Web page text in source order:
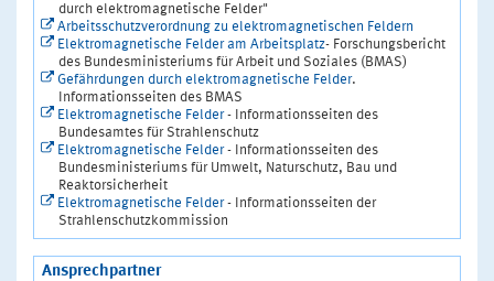
durch elektromagnetische Felder"
Arbeitsschutzverordnung zu elektromagnetischen Feldern
Elektromagnetische Felder am Arbeitsplatz- Forschungsbericht
des Bundesministeriums für Arbeit und Soziales (BMAS)
Gefährdungen durch elektromagnetische Felder.
Informationsseiten des BMAS
Elektromagnetische Felder- Informationsseiten des
Bundesamtes für Strahlenschutz
Elektromagnetische Felder- Informationsseiten des
Bundesministeriums für Umwelt, Naturschutz, Bau und
Reaktorsicherheit
Elektromagnetische Felder- Informationsseiten der
Strahlenschutzkommission
Ansprechpartner